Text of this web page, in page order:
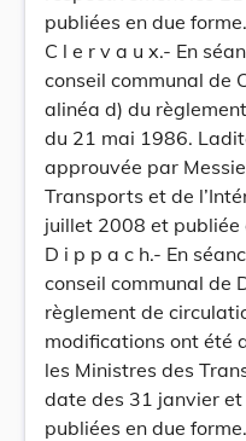
publiées en due forme.
C l e r v a u x.- En
conseil communal de
alinéa d) du
du 21 mai 1986.
approuvée par
Transports et de
juillet 2008 et publiée
D i p p a c h.- En
conseil communal de
règlement de
modifications ont été
les Ministres des
date des 31 janvier
publiées en due forme.